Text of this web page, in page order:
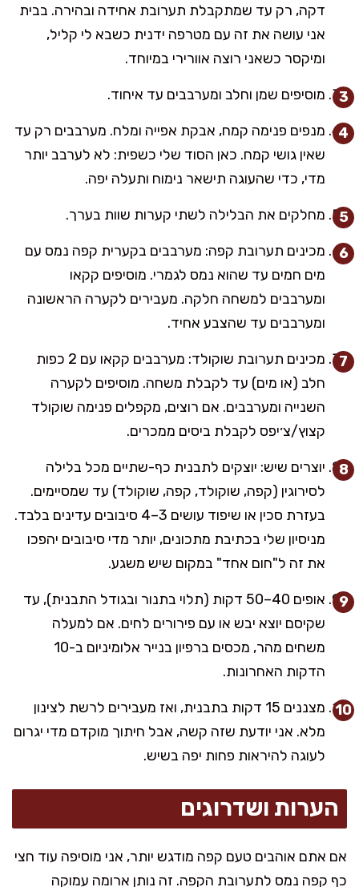
דקה, רק עד שמתקבלת תערובת אחידה ובהירה. בבית
אני עושה את זה עם מטרפה ידנית כשבא לי קליל,
ומיקסר כשאני רוצה אוורירי במיוחד.
מוסיפים שמן וחלב ומערבבים עד איחוד.
מנפים פנימה קמח, אבקת אפייה ומלח. מערבבים רק עד
שאין גושי קמח. כאן הסוד שלי כשפית: לא לערבב יותר
מדי, כדי שהעוגה תישאר נימוח ותעלה יפה.
מחלקים את הבלילה לשתי קערות שוות בערך.
מכינים תערובת קפה: מערבבים בקערית קפה נמס עם
מים חמים עד שהוא נמס לגמרי. מוסיפים קקאו
ומערבבים למשחה חלקה. מעבירים לקערה הראשונה
ומערבבים עד שהצבע אחיד.
מכינים תערובת שוקולד: מערבבים קקאו עם 2 כפות
חלב (או מים) עד לקבלת משחה. מוסיפים לקערה
השנייה ומערבבים. אם רוצים, מקפלים פנימה שוקולד
קצוץ/צ׳יפס לקבלת ביסים ממכרים.
יוצרים שיש: יוצקים לתבנית כף-שתיים מכל בלילה
לסירוגין (קפה, שוקולד, קפה, שוקולד) עד שמסיימים.
בעזרת סכין או שיפוד עושים 3–4 סיבובים עדינים בלבד.
מניסיון שלי בכתיבת מתכונים, יותר מדי סיבובים יהפכו
את זה ל"חום אחד" במקום שיש משגע.
אופים 40–50 דקות (תלוי בתנור ובגודל התבנית), עד
שקיסם יוצא יבש או עם פירורים לחים. אם למעלה
משחים מהר, מכסים ברפיון בנייר אלומיניום ב-10
הדקות האחרונות.
מצננים 15 דקות בתבנית, ואז מעבירים לרשת לצינון
מלא. אני יודעת שזה קשה, אבל חיתוך מוקדם מדי יגרום
לעוגה להיראות פחות יפה בשיש.
הערות ושדרוגים
אם אתם אוהבים טעם קפה מודגש יותר, אני מוסיפה עוד חצי
כף קפה נמס לתערובת הקפה. זה נותן ארומה עמוקה